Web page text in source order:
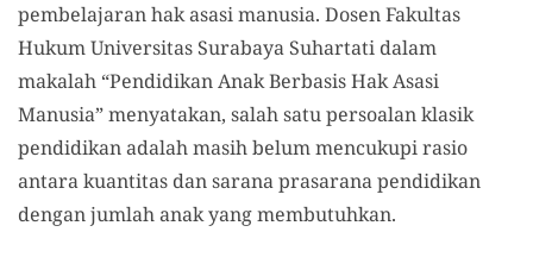
pembelajaran hak asasi manusia. Dosen Fakultas
Hukum Universitas Surabaya Suhartati dalam
makalah “Pendidikan Anak Berbasis Hak Asasi
Manusia” menyatakan, salah satu persoalan klasik
pendidikan adalah masih belum mencukupi rasio
antara kuantitas dan sarana prasarana pendidikan
dengan jumlah anak yang membutuhkan.